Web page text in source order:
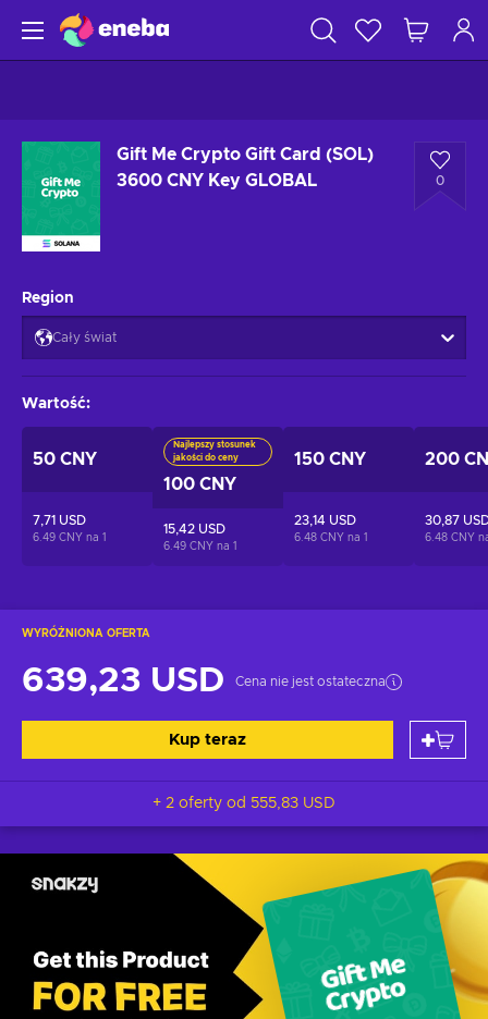
Gift Me Crypto Gift Card (SOL)
3600 CNY Key GLOBAL
0
WYRÓŻNIONA OFERTA
639,23 USD Cena nie jest ostateczna
Kup teraz
+ 2 oferty od 555,83 USD
Region
Cały świat
Wartość:
50 CNY
7,71 USD
6.49 CNY na 1
Najlepszy stosunek
jakości do ceny
100 CNY
15,42 USD
6.49 CNY na 1
150 CNY
23,14 USD
6.48 CNY na 1
200
30,87
6.48 CNY